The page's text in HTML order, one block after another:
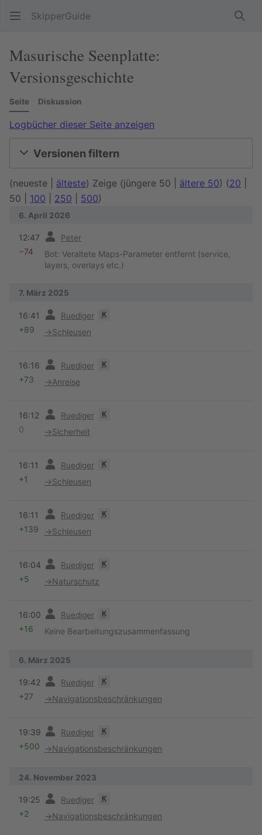
SkipperGuide
Masurische Seenplatte:
Versionsgeschichte
Seite Diskussion
Logbücher dieser Seite anzeigen
Versionen filtern
(neueste älteste) Zeige (jüngere 50 ältere 50) (20
50
100 250 500)
6. April 2026
12:47 Peter
−74
Bot: Veraltete Maps-Parameter entfernt (service,
layers, overlays etc.)
7. März 2025
16:41 Ruediger K
+89 →Schleusen
16:16 Ruediger K
+73 →Anreise
16:12 Ruediger K
0 →Sicherheit
16:11 Ruediger K
+1 →Schleusen
16:11 Ruediger K
+139 →Schleusen
16:04 Ruediger K
+5 →Naturschutz
16:00 Ruediger K
+16 Keine Bearbeitungszusammenfassung
6. März 2025
19:42 Ruediger K
+27 →Navigationsbeschränkungen
19:39 Ruediger K
+500 →Navigationsbeschränkungen
24. November 2023
19:25 Ruediger K
+2 →Navigationsbeschränkungen